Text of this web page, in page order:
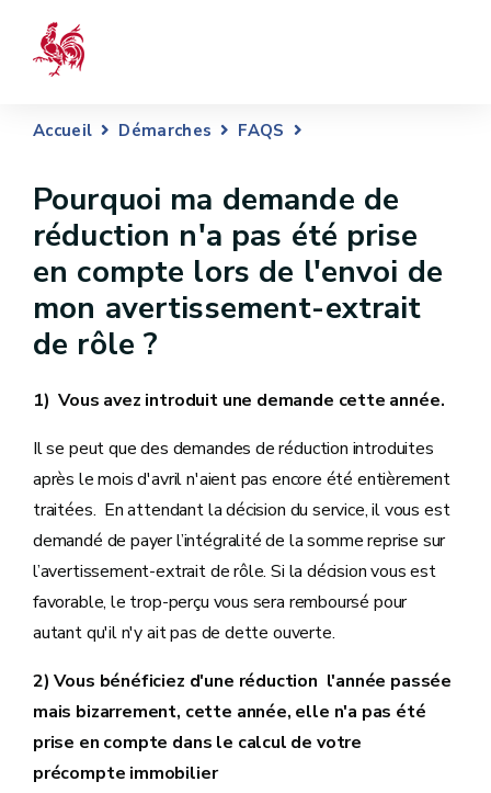
Accueil Démarches FAQS
Pourquoi ma demande de
réduction n'a pas été prise
en compte lors de l'envoi de
mon avertissement-extrait
de rôle ?
1) Vous avez introduit une demande cette année.
Il se peut que des demandes de réduction introduites
après le mois d'avril n'aient pas encore été entièrement
traitées. En attendant la décision du service, il vous est
demandé de payer l’intégralité de la somme reprise sur
l’avertissement-extrait de rôle. Si la décision vous est
favorable, le trop-perçu vous sera remboursé pour
autant qu'il n'y ait pas de dette ouverte.
2) Vous bénéficiez d'une réduction l'année passée
mais bizarrement, cette année, elle n'a pas été
prise en compte dans le calcul de votre
précompte immobilier